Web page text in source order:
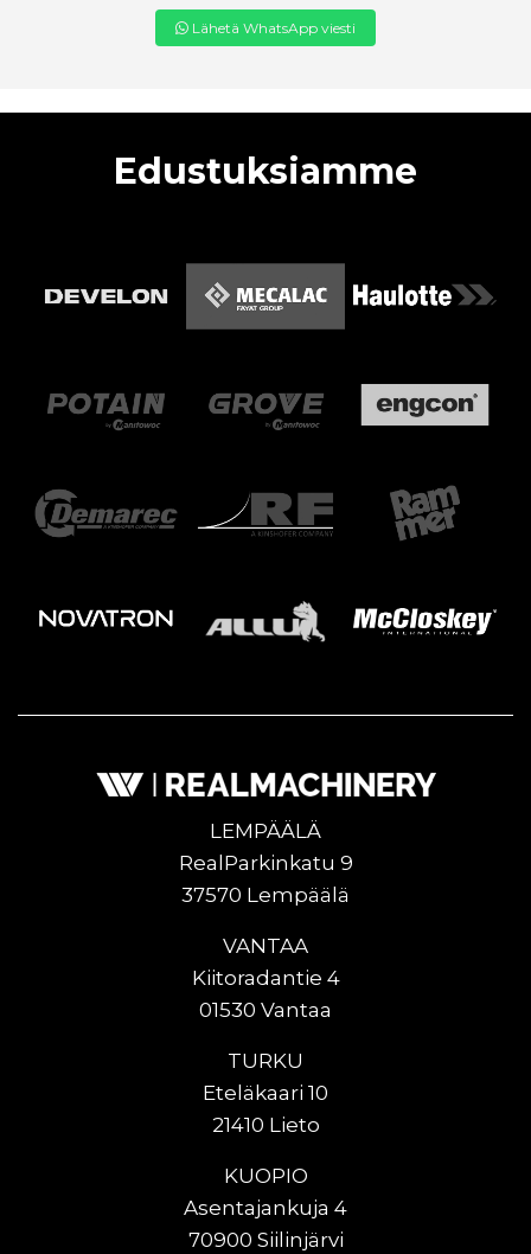
Lähetä WhatsApp viesti
Edustuksiamme
LEMPÄÄLÄ
RealParkinkatu 9
37570 Lempäälä
VANTAA
Kiitoradantie 4
01530 Vantaa
TURKU
Eteläkaari 10
21410 Lieto
KUOPIO
Asentajankuja 4
70900 Siilinjärvi